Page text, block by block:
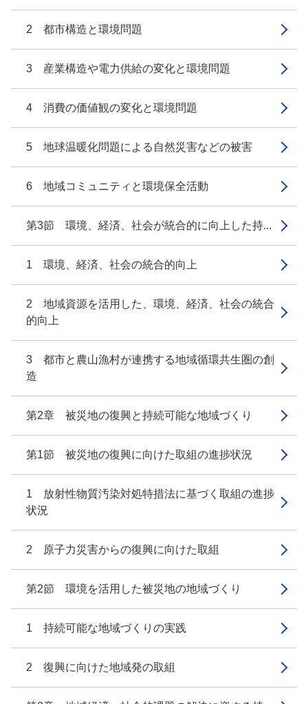
2 都市構造と環境問題
3 産業構造や電力供給の変化と環境問題
4 消費の価値観の変化と環境問題
5 地球温暖化問題による自然災害などの被害
6 地域コミュニティと環境保全活動
第3節 環境、経済、社会が統合的に向上した持...
1 環境、経済、社会の統合的向上
2 地域資源を活用した、環境、経済、社会の統合
的向上
3 都市と農山漁村が連携する地域循環共生圏の創
造
第2章 被災地の復興と持続可能な地域づくり
第1節 被災地の復興に向けた取組の進捗状況
1 放射性物質汚染対処特措法に基づく取組の進捗
状況
2 原子力災害からの復興に向けた取組
第2節 環境を活用した被災地の地域づくり
1 持続可能な地域づくりの実践
2 復興に向けた地域発の取組